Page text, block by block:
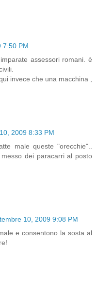
7:50 PM
assessori romani. è
invece che una macchina ,
2009 8:33 PM
male queste "orecchie"..
dei paracarri al posto
10, 2009 9:08 PM
e consentono la sosta al